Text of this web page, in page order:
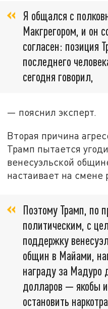
Я общался с
Макгрегором, и он
согласен: позиция
последнего
сегодня говорил,
— пояснил эксперт.
Вторая причина
Трамп пытается
венесуэльской
настаивает на
Поэтому Трамп, по
политическим, с
поддержку
общин в Майами,
награду за Мадуро
долларов — якобы
остановить